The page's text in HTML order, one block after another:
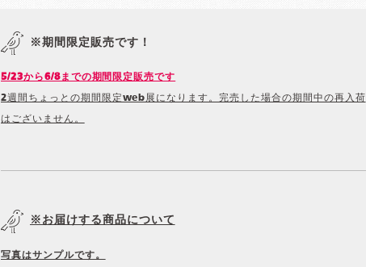
※期間限定販売です！
5/23から6/8までの期間限定販売です
2週間ちょっとの期間限定web展になります。完売した場合の期間中の再入荷
はございません。
※お届けする商品について
写真はサンプルです。